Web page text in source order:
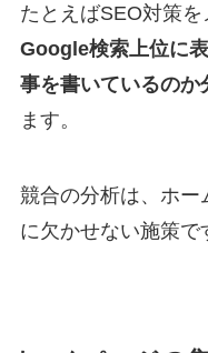
たとえばSEO対策を
Google検索上位に
事を書いているの
ます。
競合の分析は、ホー
に欠かせない施策で